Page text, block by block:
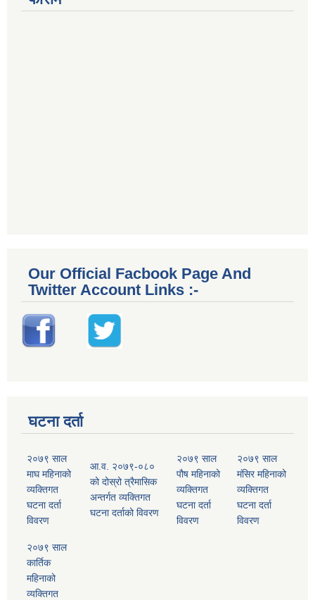
Our Official Facbook Page And
Twitter Account Links :-
घटना दर्ता
२०७९ साल
माघ महिनाको
व्यक्तिगत
घटना दर्ता
विवरण
आ.व. २०७९-०८०
को दोस्रो त्रैमासिक
अन्तर्गत व्यक्तिगत
घटना दर्ताको विवरण
२०७९ साल
पौष महिनाको
व्यक्तिगत
घटना दर्ता
विवरण
२०७९ साल
मंसिर महिनाको
व्यक्तिगत
घटना दर्ता
विवरण
२०७९ साल
कार्तिक
महिनाको
व्यक्तिगत